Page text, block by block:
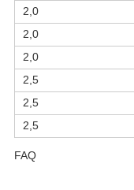
2,0
2,0
2,0
2,5
2,5
2,5
FAQ